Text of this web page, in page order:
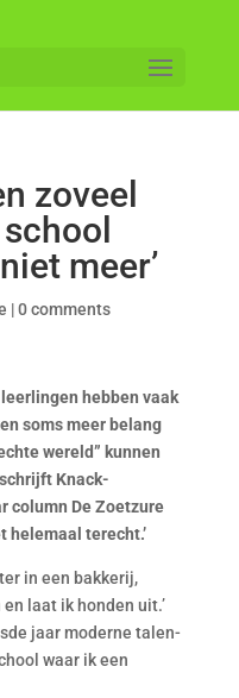
zoveel
meer’
|0 comments
hebben vaak
soms meer belang
wereld” kunnen
Knack-
column De Zoetzure
helemaal terecht.’
in een bakkerij,
laat ik honden uit.’
jaar moderne talen-
waar ik een